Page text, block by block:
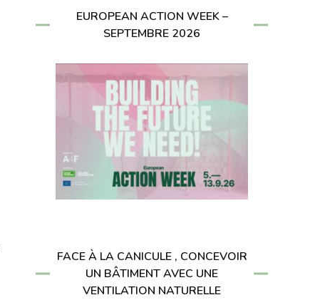
EUROPEAN ACTION WEEK –
SEPTEMBRE 2026
FACE À LA CANICULE , CONCEVOIR
UN BÂTIMENT AVEC UNE
VENTILATION NATURELLE